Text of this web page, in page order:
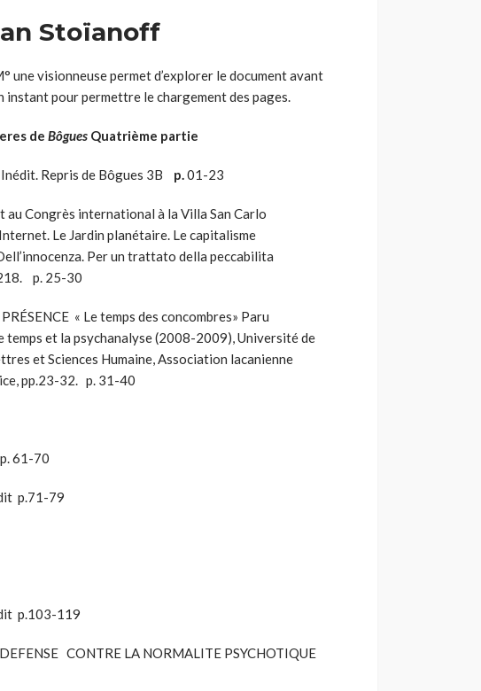
Stoïanoff
une visionneuse permet d’explorer le document avant
instant pour permettre le chargement des pages.
de Bôgues Quatrième partie
Inédit. Repris de Bôgues 3B p.01-23
Congrès international à la Villa San Carlo
Le Jardin planétaire. Le capitalisme
Per un trattato della peccabilita
p. 25-30
« Le temps des concombres» Paru
temps et la psychanalyse (2008-2009), Université de
et Sciences Humaine, Association lacanienne
pp.23-32. p. 31-40
61-70
p.71-79
p.103-119
CONTRE LA NORMALITE PSYCHOTIQUE